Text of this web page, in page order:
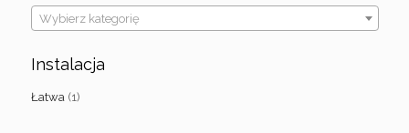
Wybierz kategorię
Instalacja
Łatwa (1)